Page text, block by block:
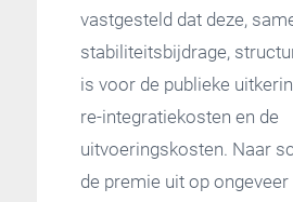
vastgesteld dat deze,
stabiliteitsbijdrage,
is voor de publieke
re-integratiekosten en de
uitvoeringskosten. Naar
de premie uit op ongeveer